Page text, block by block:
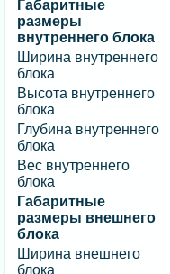
Габаритные
размеры
внутреннего блока
Ширина внутреннего
блока
Высота внутреннего
блока
Глубина внутреннего
блока
Вес внутреннего
блока
Габаритные
размеры внешнего
блока
Ширина внешнего
блока